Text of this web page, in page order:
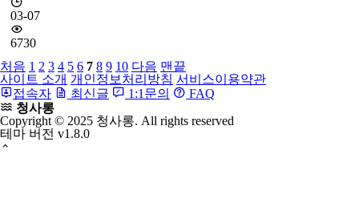
03-07
6730
처음 1 2 3 4 5 6 7 8 9 10 다음 맨끝
사이트 소개 개인정보처리방침 서비스이용약관
접속자
최신글 1:1문의
FAQ
청사롱
Copyright © 2025 청사롱. All rights reserved
테마 버전 v1.8.0